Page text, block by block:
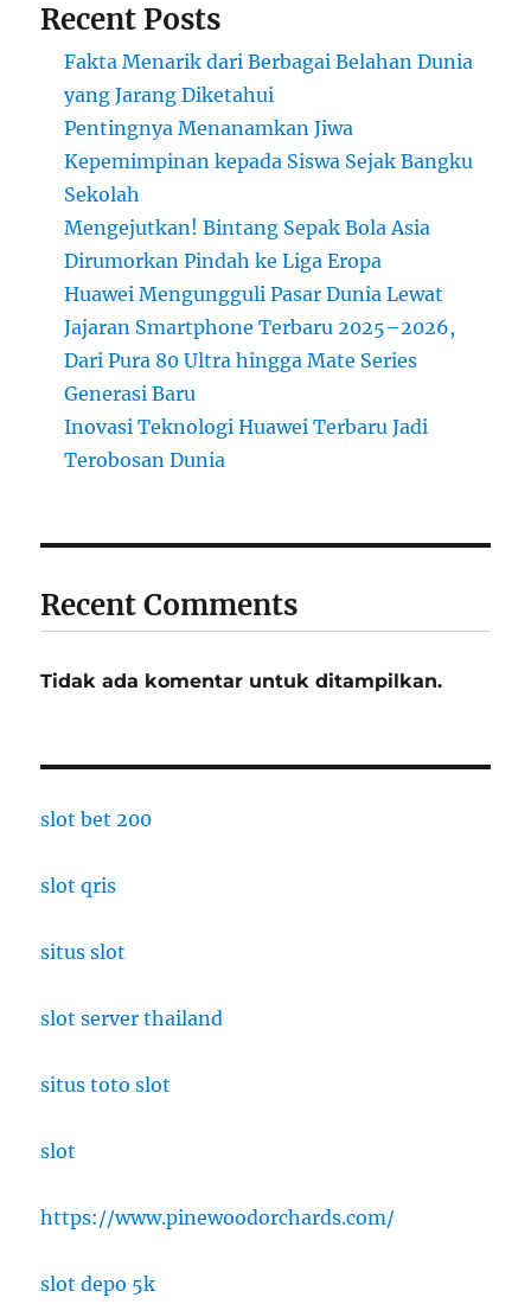
Hampir
Recent Posts
Fakta Menarik dari Berbagai Belahan Dunia
yang Jarang Diketahui
Pentingnya Menanamkan Jiwa
Kepemimpinan kepada Siswa Sejak Bangku
Sekolah
Mengejutkan! Bintang Sepak Bola Asia
Dirumorkan Pindah ke Liga Eropa
Huawei Mengungguli Pasar Dunia Lewat
Jajaran Smartphone Terbaru 2025–2026,
Dari Pura 80 Ultra hingga Mate Series
Generasi Baru
Inovasi Teknologi Huawei Terbaru Jadi
Terobosan Dunia
Recent Comments
Tidak ada komentar untuk ditampilkan.
slot bet 200
slot qris
situs slot
slot server thailand
situs toto slot
slot
https://www.pinewoodorchards.com/
slot depo 5k